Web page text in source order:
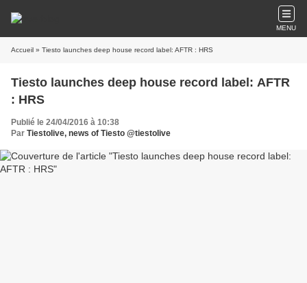
MENU
Accueil » Tiesto launches deep house record label: AFTR : HRS
Tiesto launches deep house record label: AFTR
: HRS
Publié le 24/04/2016 à 10:38
Par Tiestolive, news of Tiesto @tiestolive